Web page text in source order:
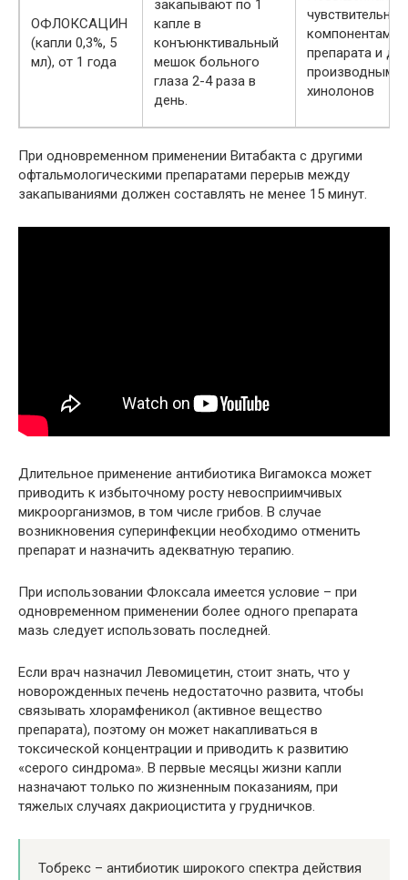
ОФЛОКСАЦИН
(капли 0,3%, 5
мл), от 1 года
закапывают по 1
капле в
конъюнктивальный
мешок больного
глаза 2-4 раза в
день.
компонентам
препарата и
производным
хинолонов
При одновременном применении Витабакта с другими
офтальмологическими препаратами перерыв между
закапываниями должен составлять не менее 15 минут.
Длительное применение антибиотика Вигамокса может
приводить к избыточному росту невосприимчивых
микроорганизмов, в том числе грибов. В случае
возникновения суперинфекции необходимо отменить
препарат и назначить адекватную терапию.
При использовании Флоксала имеется условие – при
одновременном применении более одного препарата
мазь следует использовать последней.
Если врач назначил Левомицетин, стоит знать, что у
новорожденных печень недостаточно развита, чтобы
связывать хлорамфеникол (активное вещество
препарата), поэтому он может накапливаться в
токсической концентрации и приводить к развитию
«серого синдрома». В первые месяцы жизни капли
назначают только по жизненным показаниям, при
тяжелых случаях дакриоцистита у грудничков.
Тобрекс – антибиотик широкого спектра действия